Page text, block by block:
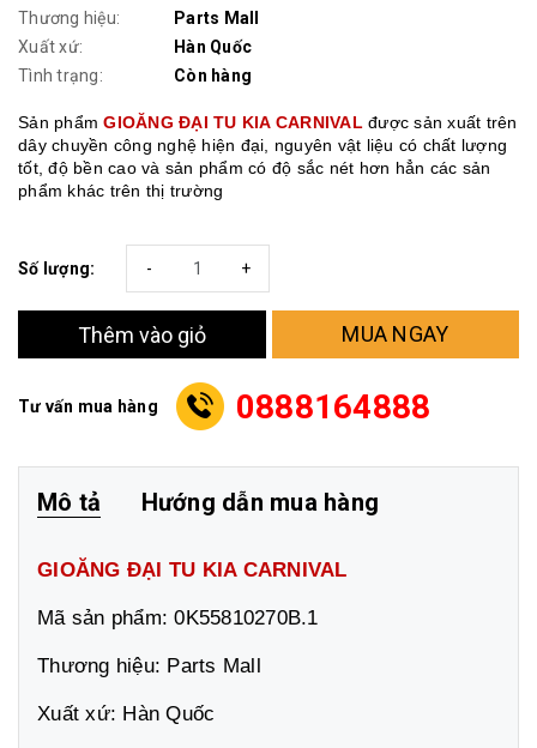
Thương hiệu:
Parts Mall
Xuất xứ:
Hàn Quốc
Tình trạng:
Còn hàng
Sản phẩmGIOĂNG ĐẠI TU KIA CARNIVAL được sản xuất trên
dây chuyền công nghệ hiện đại, nguyên vật liệu có chất lượng
tốt, độ bền cao và sản phẩm có độ sắc nét hơn hẳn các sản
phẩm khác trên thị trường
Số lượng: +
-
Thêm vào giỏ MUA NGAY
Tư vấn mua hàng 0888164888
Mô tả Hướng dẫn mua hàng
GIOĂNG ĐẠI TU KIA CARNIVAL
Mã sản phẩm: 0K55810270B.1
Thương hiệu: Parts Mall
Xuất xứ: Hàn Quốc